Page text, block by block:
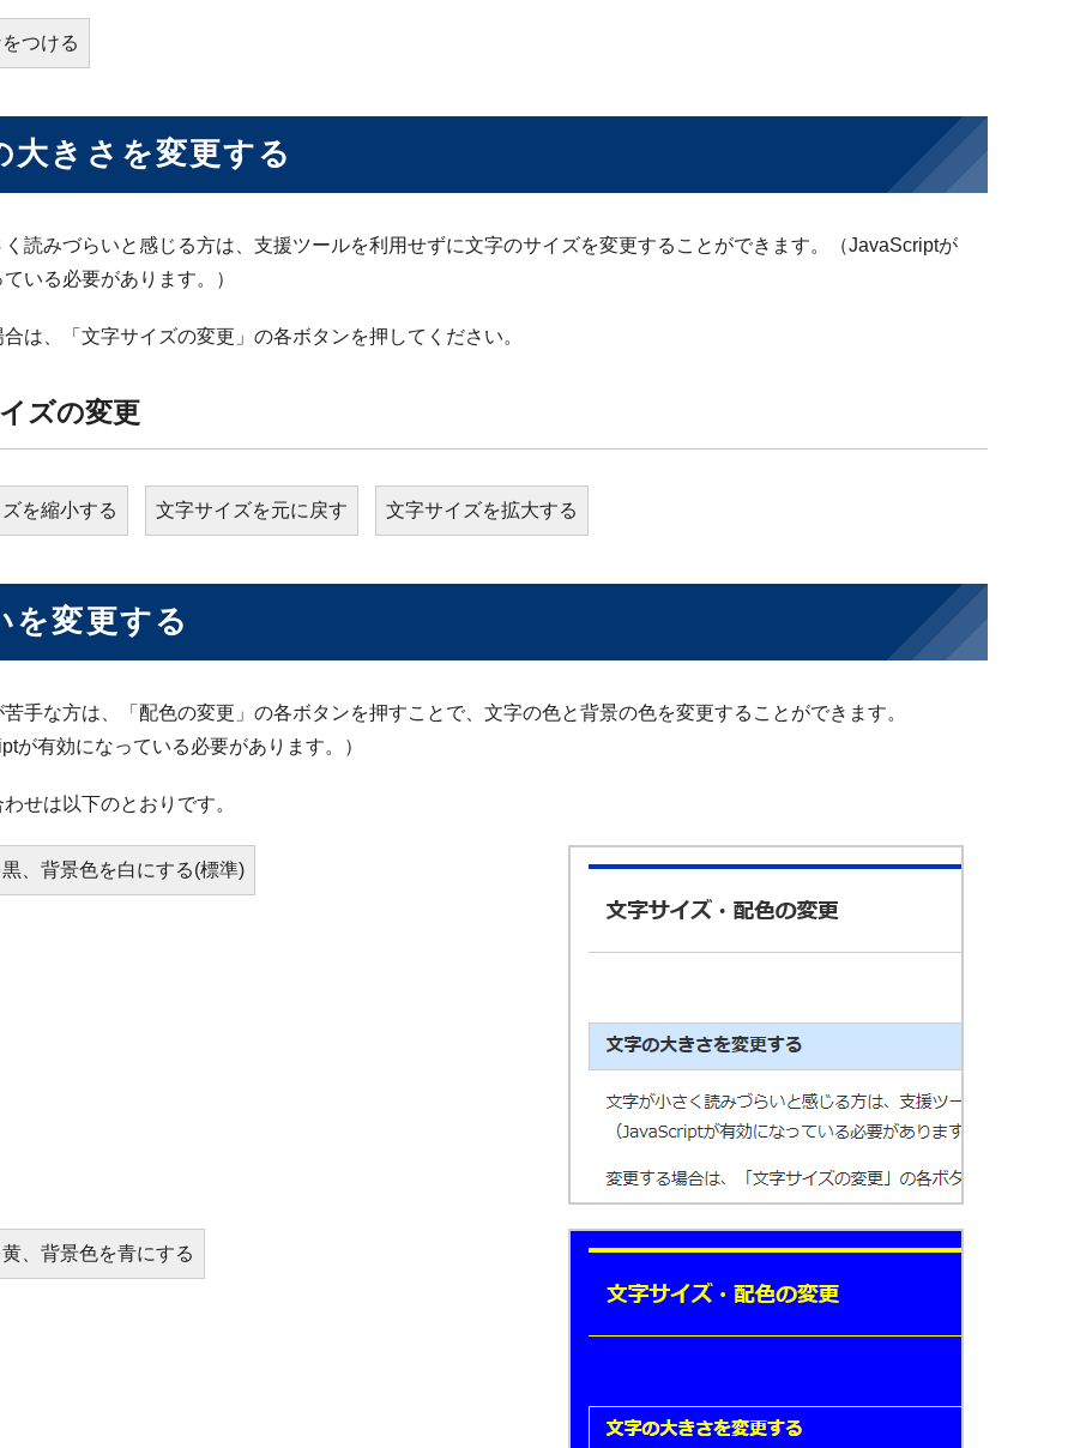
つける
大きさを変更する
読みづらいと感じる方は、支援ツールを利用せずに文字のサイズを変更することができます。（JavaScriptが
いる必要があります。）
は、「文字サイズの変更」の各ボタンを押してください。
ズの変更
を縮小する 文字サイズを元に戻す 文字サイズを拡大する
を変更する
手な方は、「配色の変更」の各ボタンを押すことで、文字の色と背景の色を変更することができます。
が有効になっている必要があります。）
せは以下のとおりです。
、背景色を白にする(標準)
、背景色を青にする